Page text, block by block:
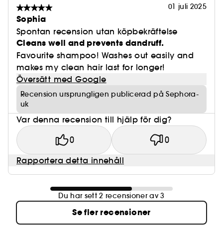
01 juli 2025
Sophia
Spontan recension utan köpbekräftelse
Cleans well and prevents dandruff.
Favourite shampoo! Washes out easily and
makes my clean hair last for longer!
Översätt med Google
Recension ursprungligen publicerad på Sephora-
uk
Var denna recension till hjälp för dig?
0 0
Rapportera detta innehåll
Du har sett 2 recensioner av 3
Se fler recensioner